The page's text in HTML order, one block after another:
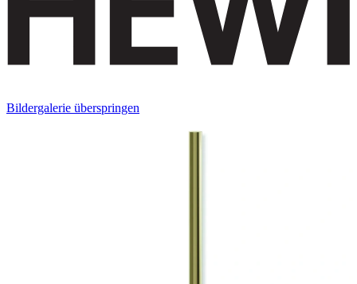
Bildergalerie überspringen